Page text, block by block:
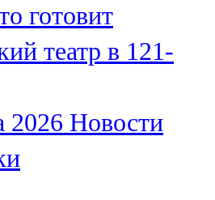
готовит
театр в 121-
2026 Новости